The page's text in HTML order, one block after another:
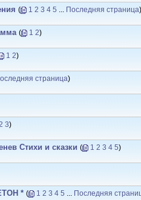
( 1 2 3 4 5 ... Последняя страница)
( 1 2)
1 2)
страница)
3)
Стихи и сказки ( 1 2 3 4 5)
* ( 1 2 3 4 5 ... Последняя